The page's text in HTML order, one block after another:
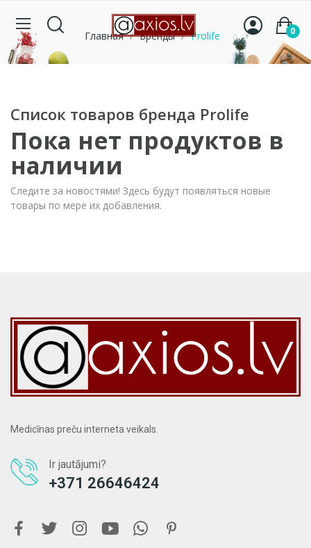
0
Главная Бренды Prolife
Список товаров бренда Prolife
Пока нет продуктов в
наличии
Следите за новостями! Здесь будут появляться новые
товары по мере их добавления.
Medicīnas preču interneta veikals.
Ir jautājumi?
+371 26646424